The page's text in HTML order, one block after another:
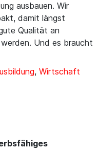
ausbauen. Wir
damit längst
Qualität an
Und es braucht
, Wirtschaft